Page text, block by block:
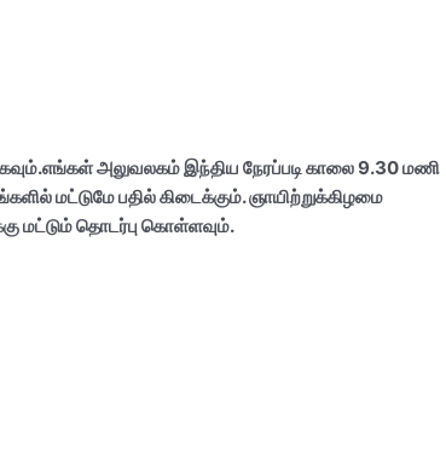
அலுவலகம் இந்திய நேரப்படி காலை 9.30 மணி
மட்டுமே பதில் கிடைக்கும். ஞாயிற்றுக்கிழமை
மட்டும் தொடர்பு கொள்ளவும்.